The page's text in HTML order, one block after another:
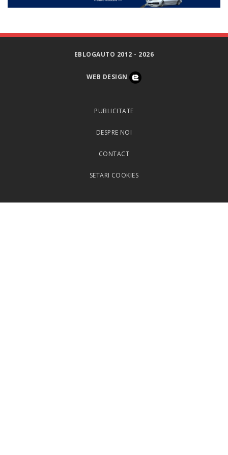
EBLOGAUTO 2012 - 2026
WEB DESIGN
PUBLICITATE
DESPRE NOI
CONTACT
SETARI COOKIES